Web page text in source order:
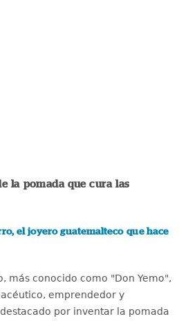
la pomada que cura las
el joyero guatemalteco que hace
más conocido como "Don Yemo",
emprendedor y
por inventar la pomada